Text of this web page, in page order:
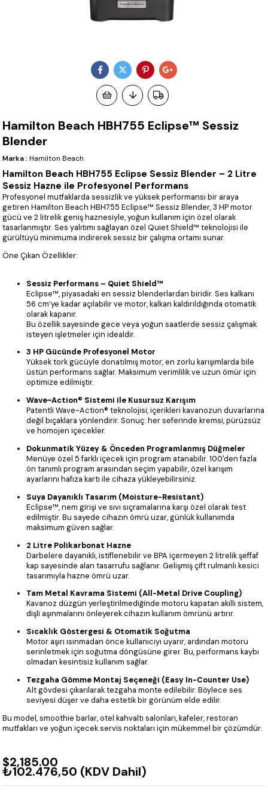
Hamilton Beach HBH755 Eclipse™ Sessiz
Blender
Marka : Hamilton Beach
Hamilton Beach HBH755 Eclipse Sessiz Blender – 2 Litre
Sessiz Hazne ile Profesyonel Performans
Profesyonel mutfaklarda sessizlik ve yüksek performansı bir araya
getiren Hamilton Beach HBH755 Eclipse™ Sessiz Blender, 3 HP motor
gücü ve 2 litrelik geniş haznesiyle, yoğun kullanım için özel olarak
tasarlanmıştır. Ses yalıtımı sağlayan özel Quiet Shield™ teknolojisi ile
gürültüyü minimuma indirerek sessiz bir çalışma ortamı sunar.
Öne Çıkan Özellikler:
Sessiz Performans – Quiet Shield™
Eclipse™, piyasadaki en sessiz blenderlardan biridir. Ses kalkanı
56 cm’ye kadar açılabilir ve motor, kalkan kaldırıldığında otomatik
olarak kapanır.
Bu özellik sayesinde gece veya yoğun saatlerde sessiz çalışmak
isteyen işletmeler için idealdir.
3 HP Gücünde Profesyonel Motor
Yüksek tork gücüyle donatılmış motor, en zorlu karışımlarda bile
üstün performans sağlar. Maksimum verimlilik ve uzun ömür için
optimize edilmiştir.
Wave~Action® Sistemi ile Kusursuz Karışım
Patentli Wave~Action® teknolojisi, içerikleri kavanozun duvarlarına
değil bıçaklara yönlendirir. Sonuç: her seferinde kremsi, pürüzsüz
ve homojen içecekler.
Dokunmatik Yüzey & Önceden Programlanmış Düğmeler
Menüye özel 5 farklı içecek için program atanabilir. 100'den fazla
ön tanımlı program arasından seçim yapabilir, özel karışım
ayarlarını hafıza kartı ile cihaza yükleyebilirsiniz.
Suya Dayanıklı Tasarım (Moisture-Resistant)
Eclipse™, nem girişi ve sıvı sıçramalarına karşı özel olarak test
edilmiştir. Bu sayede cihazın ömrü uzar, günlük kullanımda
maksimum güven sağlar.
2 Litre Polikarbonat Hazne
Darbelere dayanıklı, istiflenebilir ve BPA içermeyen 2 litrelik şeffaf
kap sayesinde alan tasarrufu sağlanır. Gelişmiş çift rulmanlı kesici
tasarımıyla hazne ömrü uzar.
Tam Metal Kavrama Sistemi (All-Metal Drive Coupling)
Kavanoz düzgün yerleştirilmediğinde motoru kapatan akıllı sistem,
dişli aşınmalarını önleyerek cihazın kullanım ömrünü artırır.
Sıcaklık Göstergesi & Otomatik Soğutma
Motor aşırı ısınmadan önce kullanıcıyı uyarır, ardından motoru
serinletmek için soğutma döngüsüne girer. Bu, performans kaybı
olmadan kesintisiz kullanım sağlar.
Tezgaha Gömme Montaj Seçeneği (Easy In-Counter Use)
Alt gövdesi çıkarılarak tezgaha monte edilebilir. Böylece ses
seviyesi düşer ve daha estetik bir görünüm elde edilir.
Bu model, smoothie barlar, otel kahvaltı salonları, kafeler, restoran
mutfakları ve yoğun içecek servis noktaları için mükemmel bir çözümdür.
$2,185.00
₺102.476,50 (KDV Dahil)